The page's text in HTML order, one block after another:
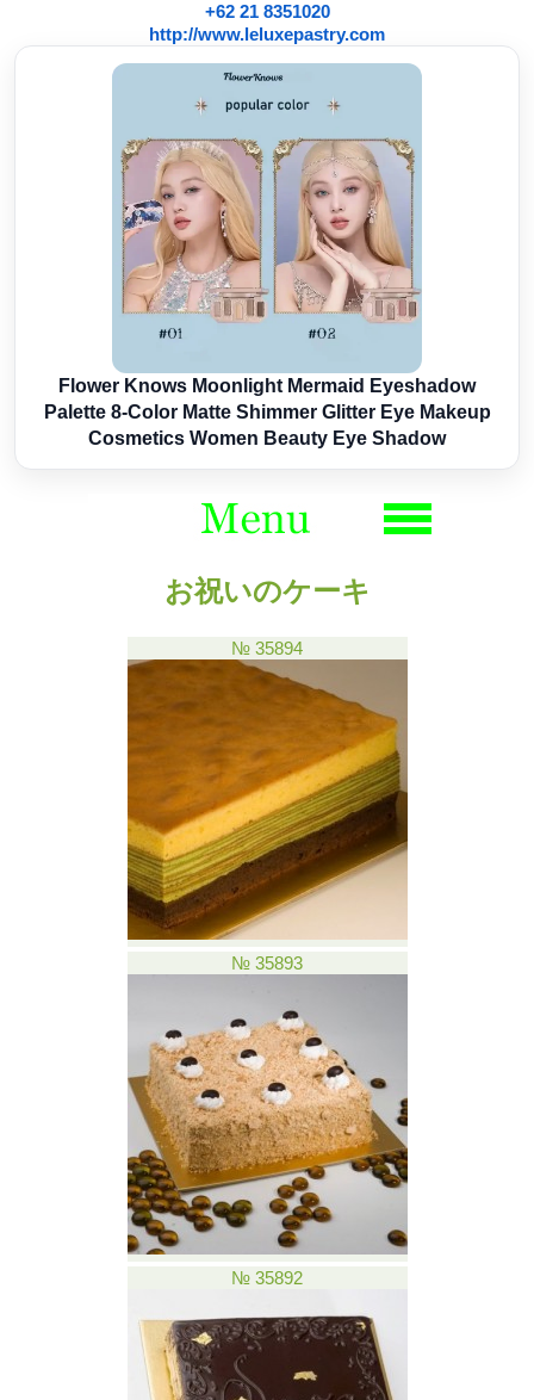
+62 21 8351020
http://www.leluxepastry.com
Flower Knows Moonlight Mermaid Eyeshadow
Palette 8-Color Matte Shimmer Glitter Eye Makeup
Cosmetics Women Beauty Eye Shadow
お祝いのケーキ
№ 35894
№ 35893
№ 35892